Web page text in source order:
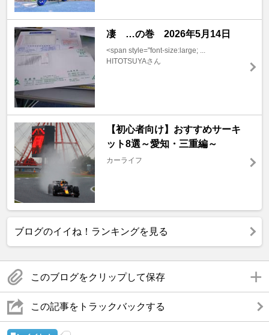
凄 …の巻 2026年5月14日
<span style="font-size:large; ...
HITOTSUYAさん
【初心者向け】おすすめサーキ
ット8選～愛知・三重編～
カーライフ
ブログのイイね！ランキングを見る
このブログをクリップして保存
この記事をトラックバックする